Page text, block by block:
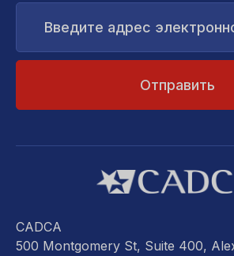
Введите
адрес
электронной
CADCA
500 Montgomery St, Suite 400,